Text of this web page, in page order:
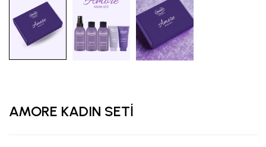
AMORE KADIN SETİ